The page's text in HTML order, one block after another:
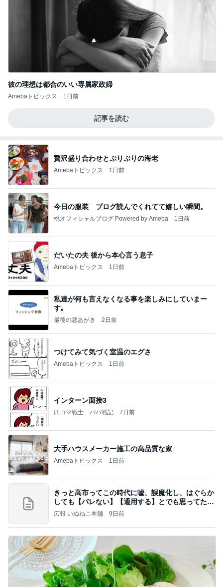
彼の理想は都合のいい専属家政婦
Amebaトピックス 1日前
記事を読む
贅沢盛り合わせとぷりぷりの海老
Amebaトピックス 1日前
今日の服装 ブログ読んでくれてて嬉しい瞬間。
桃オフィシャルブログ Powered by Ameba 1日前
だいたの夫 後から本心言う息子
Amebaトピックス 1日前
私達が何も言えなくなる事を楽しみにしていまー
す｡
最後の悪あがき 2日前
つけてみて気づく室温のエグさ
Amebaトピックス 1日前
インターン面接3
四コマ戦士 パパ戦記 7日前
大手ハウスメーカー施工の高品質な家
Amebaトピックス 1日前
きっと高市ってこの時代に嘘、誤魔化し、はぐらか
しても【バレない】【通用する】とでも思ってたん
だろ
広報 いぬねこ本舗 9日前